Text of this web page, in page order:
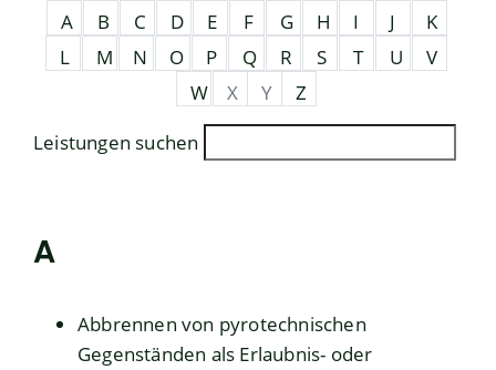
A B C D E F G H I J
K
L
M N O P Q R S T U
V
W
X Y
Z
Leistungen suchen
A
Abbrennen von pyrotechnischen
Gegenständen als Erlaubnis- oder